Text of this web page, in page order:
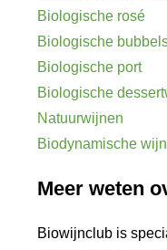
Biologische rosé
Biologische
Biologische port
Biologische
Natuurwijnen
Biodynamische
Meer weten
Biowijnclub is